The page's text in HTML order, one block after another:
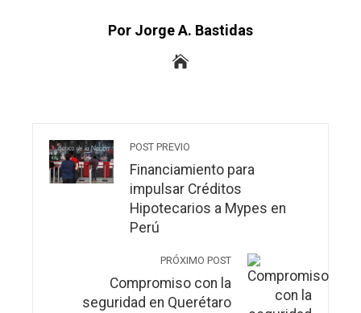
Por Jorge A. Bastidas
POST PREVIO
Financiamiento para
impulsar Créditos
Hipotecarios a Mypes en
Perú
PRÓXIMO POST
Compromiso con la
seguridad en Querétaro